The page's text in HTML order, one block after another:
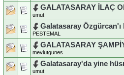
GALATASARAY İLAÇ
umut
Galatasaray Özgürcan'ı
PESTEMAL
GALATASARAY
mevlutgunes
Galatasaray'da yine
umut